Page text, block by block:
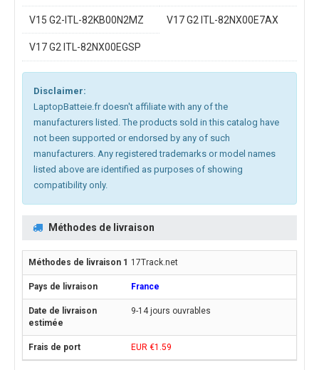
V15 G2-ITL-82KB00N2MZ V17 G2 ITL-82NX00E7AX
V17 G2 ITL-82NX00EGSP
Disclaimer:
LaptopBatteie.fr doesn't affiliate with any of the
manufacturers listed. The products sold in this catalog have
not been supported or endorsed by any of such
manufacturers. Any registered trademarks or model names
listed above are identified as purposes of showing
compatibility only.
Méthodes de livraison
17Track.net
France
9-14 jours ouvrables
EUR €1.59